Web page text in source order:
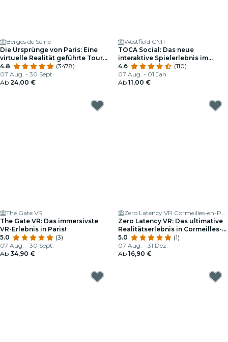
Berges de Seine
Die Ursprünge von Paris: Eine
virtuelle Realität geführte Tour
entlang der Ufer der Seine
4.8
(3478)
07 Aug. - 30 Sept.
Ab 24,00 €
Westfield CNIT
TOCA Social: Das neue
interaktive Spielerlebnis im
Herzen von La Défense
4.6
(110)
07 Aug. - 01 Jan.
Ab 11,00 €
The Gate VR
The Gate VR: Das immersivste
VR-Erlebnis in Paris!
5.0
(3)
07 Aug. - 30 Sept.
Ab 34,90 €
Zero Latency VR Cormeilles-en-Parisis
Zero Latency VR: Das ultimative
Realitätserlebnis in Cormeilles-
en-Parisis
5.0
(1)
07 Aug. - 31 Dez.
Ab 16,90 €